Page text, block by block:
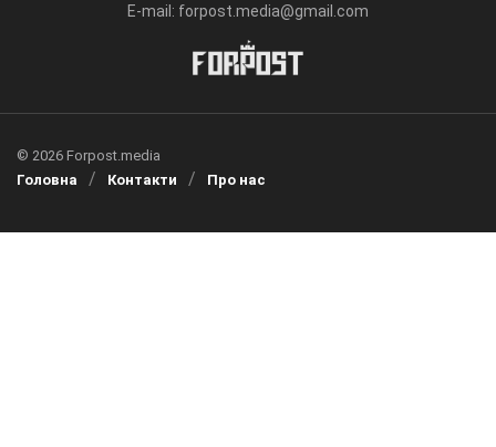
E-mail: forpost.media@gmail.com
© 2026 Forpost.media
Головна
Контакти Про нас